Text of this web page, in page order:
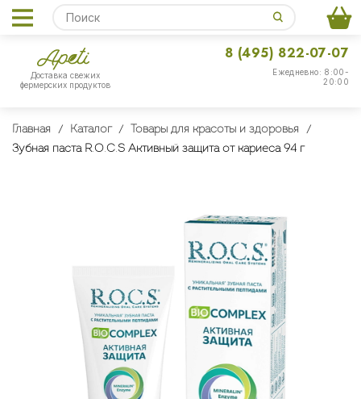
Доставка свежих
фермерских продуктов
Ежедневно: 8:00-
20:00
8 (495) 822-07-07
Главная Каталог
Товары для красоты и здоровья
Зубная паста R.O.C.S Активный защита от кариеса 94 г